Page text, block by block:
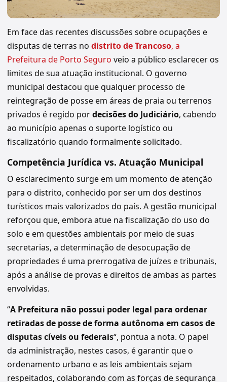
Em face das recentes discussões sobre ocupações e
disputas de terras no distrito de Trancoso, a
Prefeitura de Porto Seguro veio a público esclarecer os
limites de sua atuação institucional. O governo
municipal destacou que qualquer processo de
reintegração de posse em áreas de praia ou terrenos
privados é regido pordecisões do Judiciário, cabendo
ao município apenas o suporte logístico ou
fiscalizatório quando formalmente solicitado.
Competência Jurídica vs. Atuação Municipal
O esclarecimento surge em um momento de atenção
para o distrito, conhecido por ser um dos destinos
turísticos mais valorizados do país. A gestão municipal
reforçou que, embora atue na fiscalização do uso do
solo e em questões ambientais por meio de suas
secretarias, a determinação de desocupação de
propriedades é uma prerrogativa de juízes e tribunais,
após a análise de provas e direitos de ambas as partes
envolvidas.
“A Prefeitura não possui poder legal para ordenar
retiradas de posse de forma autônoma em casos de
disputas cíveis ou federais“, pontua a nota. O papel
da administração, nestes casos, é garantir que o
ordenamento urbano e as leis ambientais sejam
respeitados, colaborando com as forças de segurança